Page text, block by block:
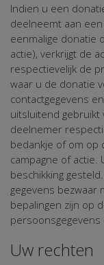
Indien u een
deelneemt aan
eenmalige donatie
actie), verkrijgt de
respectievelijk de
waar u de donatie
contactgegevens
uitsluitend
deelnemer
bedankje of om op
campagne of
beschikking
gegevens bezwaar
bepalingen zijn op
persoonsgegevens
Uw rechten